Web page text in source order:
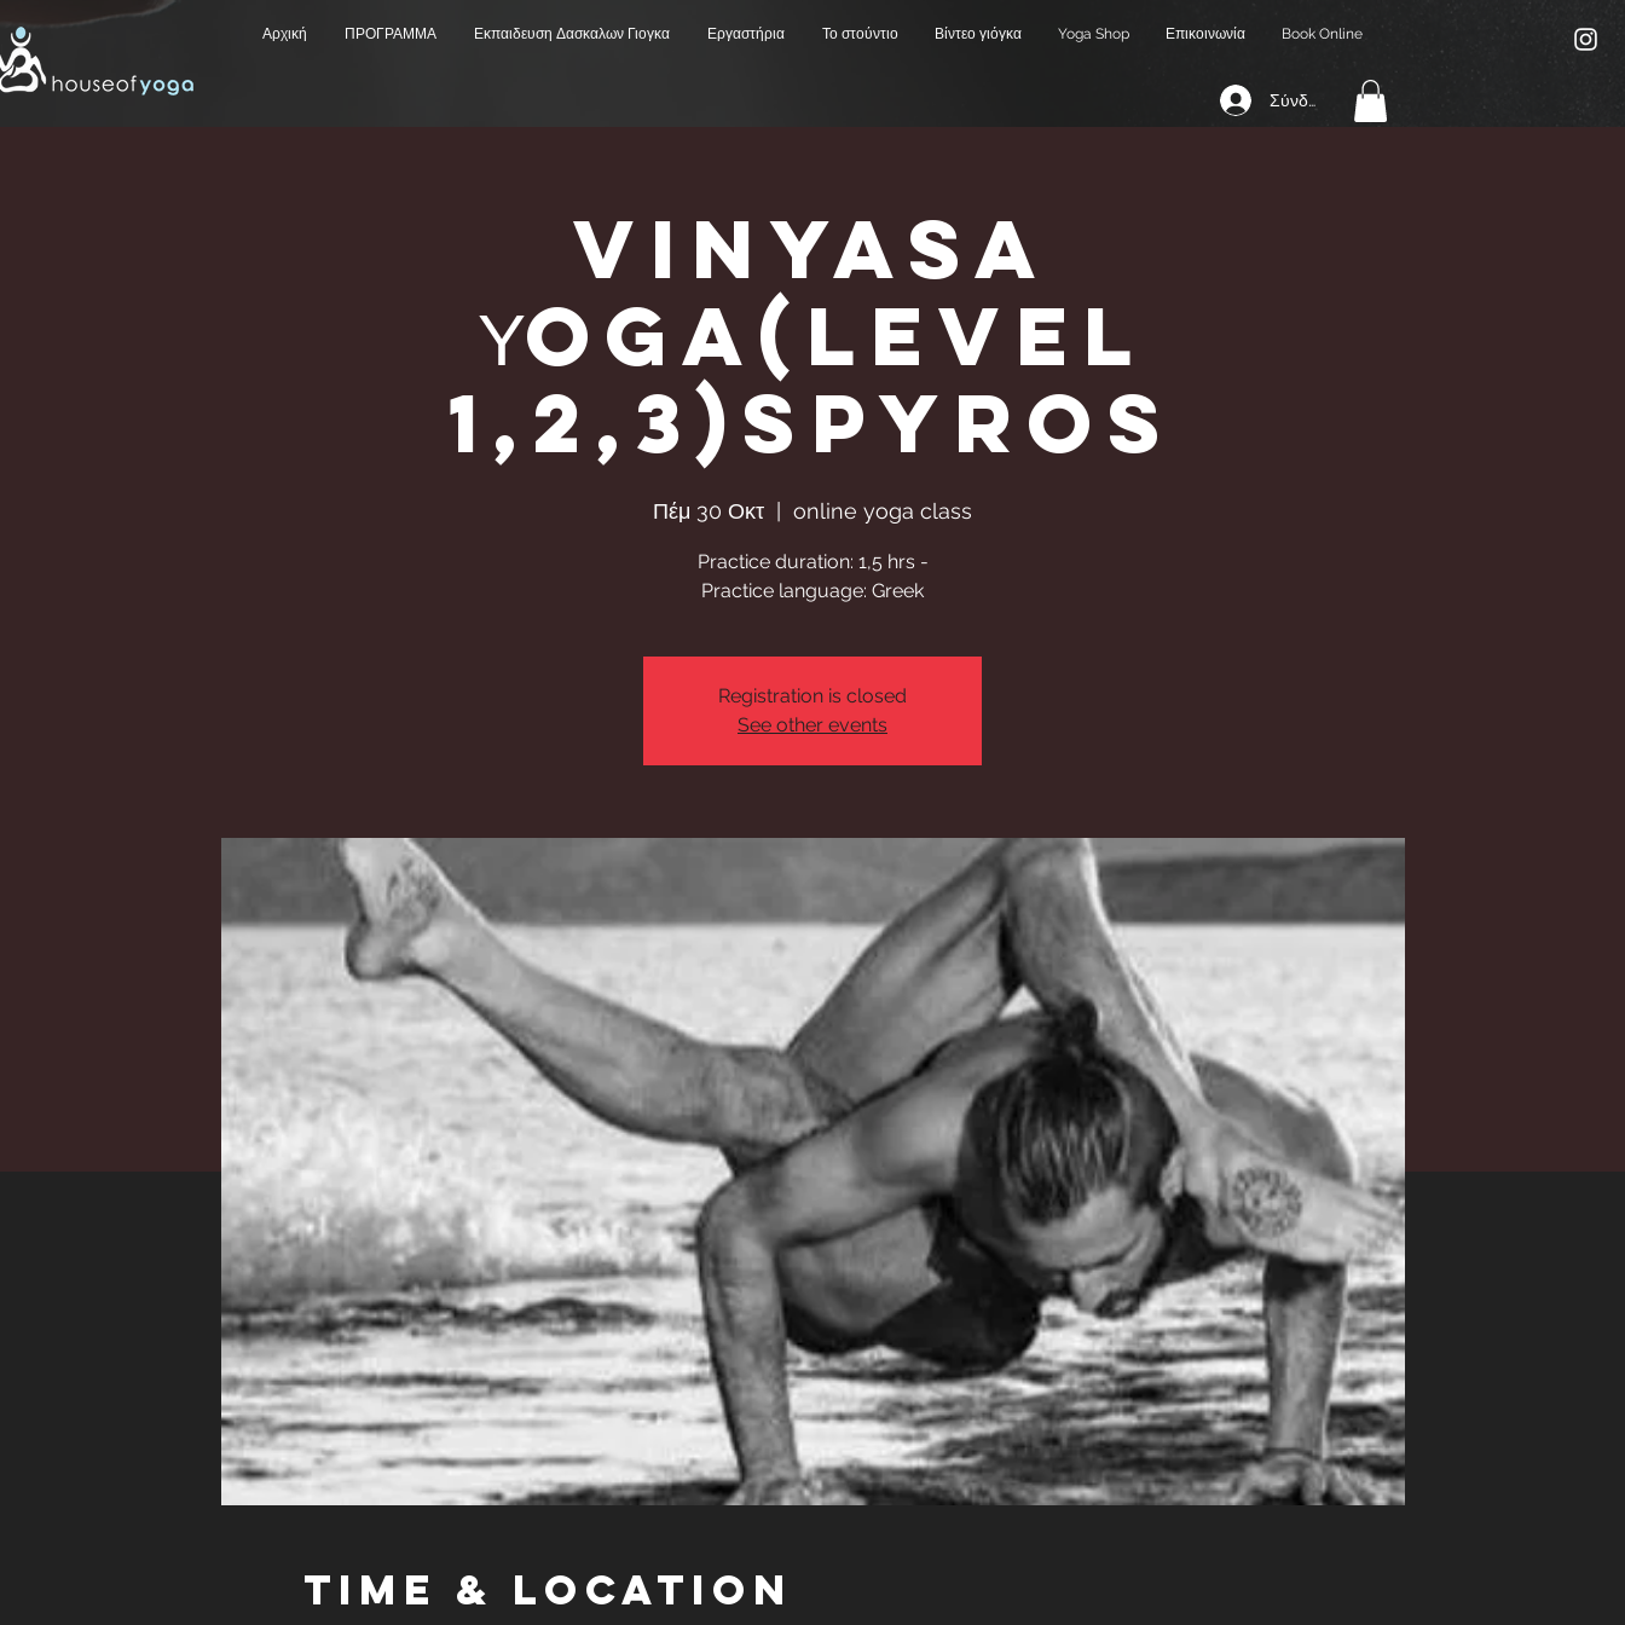
Αρχική ΠΡΟΓΡΑΜΜΑ Εκπαιδευση Δασκαλων Γιογκα Εργαστήρια Το στούντιο Βίντεο γιόγκα Yoga Shop Επικοινωνία Book Online
Σύνδεση
Vinyasa
Υoga(Level
1,2,3)Spyros
Πέμ 30 Οκτ
  |
online yoga class
Practice duration: 1,5 hrs -
Practice language: Greek
Registration is closed
See other events
Time & Location